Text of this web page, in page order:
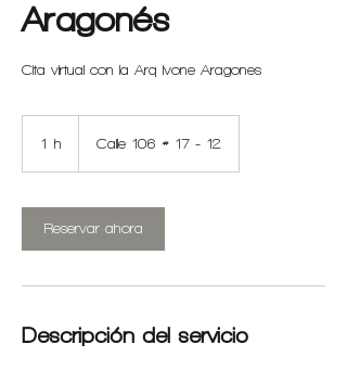
Aragonés
Cita virtual con la Arq Ivone Aragones
1 h Calle 106 # 17 - 12
Reservar ahora
Descripción del servicio